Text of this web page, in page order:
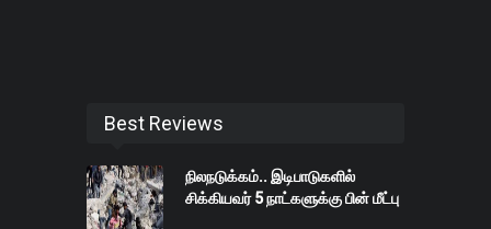
Best Reviews
நிலநடுக்கம்.. இடிபாடுகளில்
சிக்கியவர் 5 நாட்களுக்கு பின் மீட்பு